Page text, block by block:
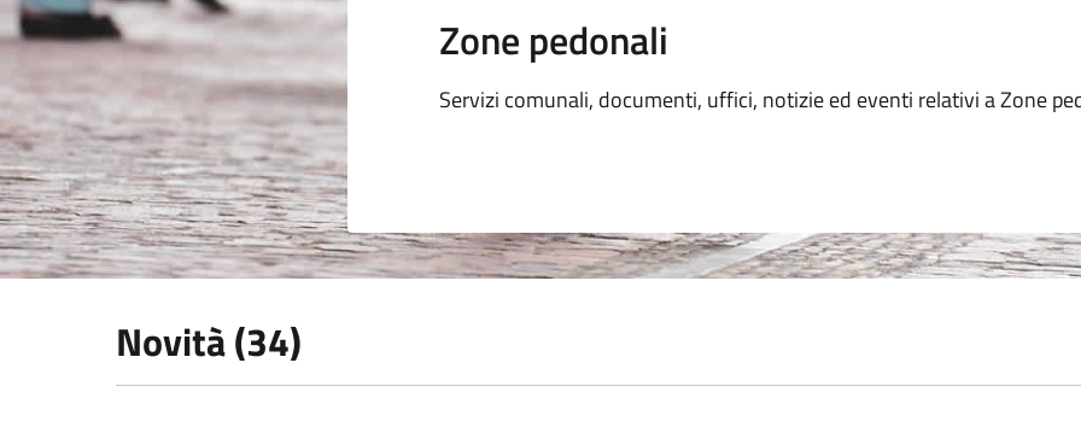
Zone pedonali
Servizi comunali, documenti, uffici, notizie ed eventi relativi a Zone
Novità (34)